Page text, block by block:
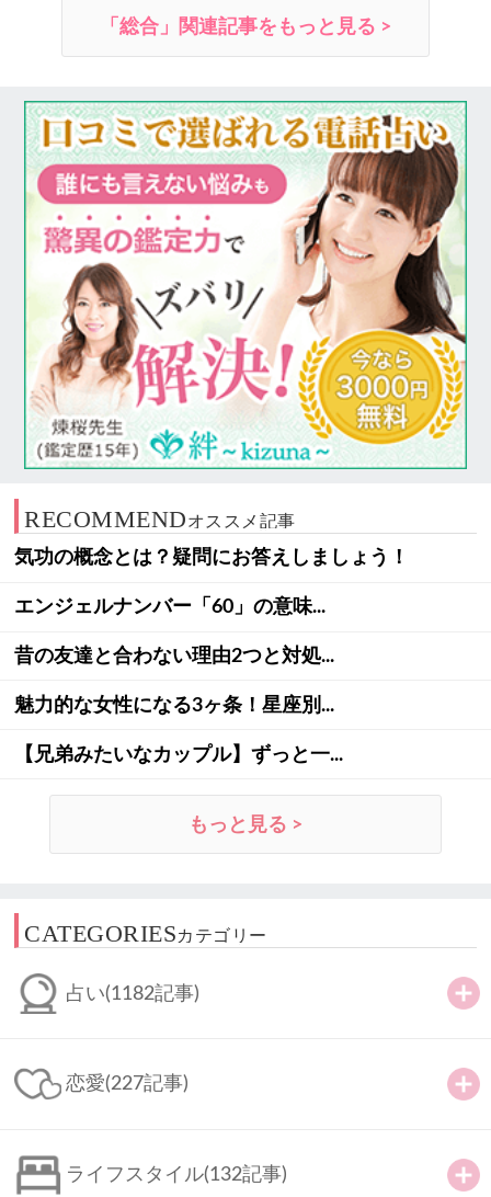
「総合」関連記事をもっと見る >
RECOMMENDオススメ記事
気功の概念とは？疑問にお答えしましょう！
エンジェルナンバー「60」の意味...
昔の友達と合わない理由2つと対処...
魅力的な女性になる3ヶ条！星座別...
【兄弟みたいなカップル】ずっと一...
もっと見る >
CATEGORIESカテゴリー
占い(1182記事)
恋愛(227記事)
ライフスタイル(132記事)